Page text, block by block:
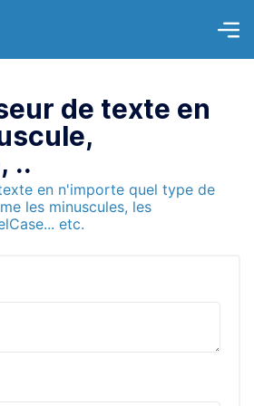
de texte en
..
en n'importe quel type de
les minuscules, les
etc.